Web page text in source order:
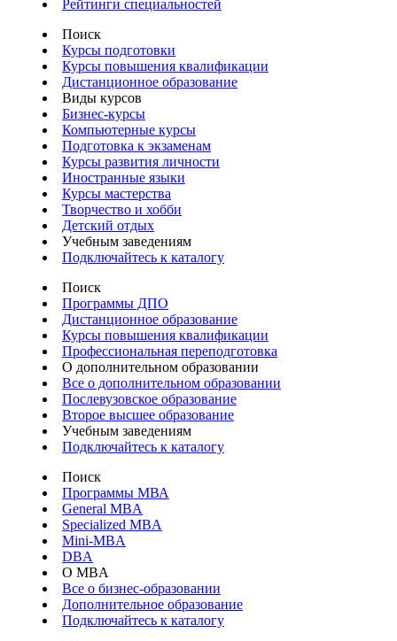
Рейтинги специальностей
Поиск
Курсы подготовки
Курсы повышения квалификации
Дистанционное образование
Виды курсов
Бизнес-курсы
Компьютерные курсы
Подготовка к экзаменам
Курсы развития личности
Иностранные языки
Курсы мастерства
Творчество и хобби
Детский отдых
Учебным заведениям
Подключайтесь к каталогу
Поиск
Программы ДПО
Дистанционное образование
Курсы повышения квалификации
Профессиональная переподготовка
О дополнительном образовании
Все о дополнительном образовании
Послевузовское образование
Второе высшее образование
Учебным заведениям
Подключайтесь к каталогу
Поиск
Программы МВА
General MBA
Specialized MBA
Mini-MBA
DBA
О MBA
Все о бизнес-образовании
Дополнительное образование
Подключайтесь к каталогу